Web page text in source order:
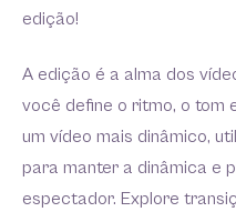
edição!
A edição é a alma dos
você define o ritmo, o tom
um vídeo mais dinâmico,
para manter a dinâmica e
espectador. Explore